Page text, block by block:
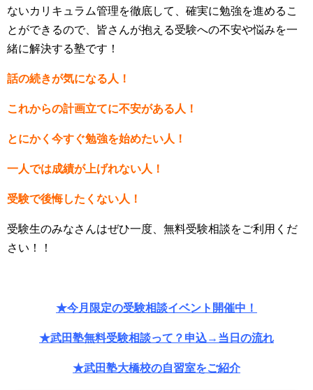
ないカリキュラム管理を徹底して、確実に勉強を進めるこ
とができるので、皆さんが抱える受験への不安や悩みを一
緒に解決する塾です！
話の続きが気になる人！
これからの計画立てに不安がある人！
とにかく今すぐ勉強を始めたい人！
一人では成績が上げれない人！
受験で後悔したくない人！
受験生のみなさんはぜひ一度、無料受験相談をご利用くだ
さい！！
★今月限定の受験相談イベント開催中！
★武田塾無料受験相談って？申込→当日の流れ
★武田塾大橋校の自習室をご紹介